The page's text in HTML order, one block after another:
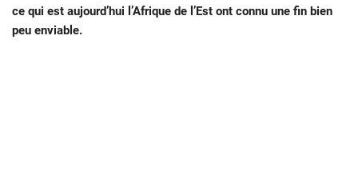
ce qui est aujourd’hui l’Afrique de l’Est ont connu une fin bien
peu enviable.